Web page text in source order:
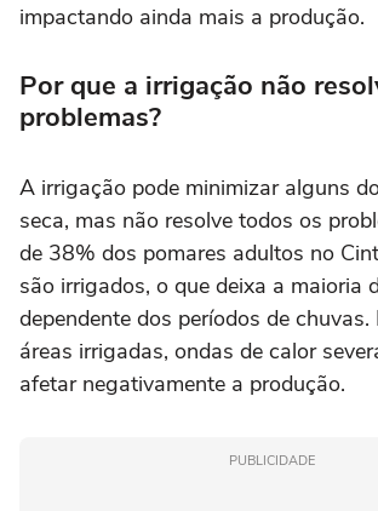
impactando ainda mais a produção.
Por que a irrigação não
problemas?
A irrigação pode minimizar alguns
seca, mas não resolve todos os
de 38% dos pomares adultos no
são irrigados, o que deixa a maioria
dependente dos períodos de chuvas.
áreas irrigadas, ondas de calor
afetar negativamente a produção.
PUBLICIDADE